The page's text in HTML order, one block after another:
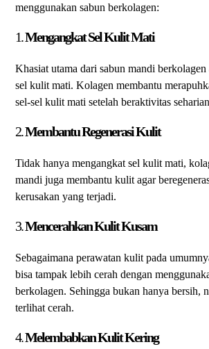
menggunakan sabun berkolagen:
1.Mengangkat Sel Kulit Mati
Khasiat utama dari sabun mandi
sel kulit mati. Kolagen membantu
sel-sel kulit mati setelah beraktivitas
2.Membantu Regenerasi Kulit
Tidak hanya mengangkat sel kulit mati,
mandi juga membantu kulit agar
kerusakan yang terjadi.
3.Mencerahkan Kulit Kusam
Sebagaimana perawatan kulit pada
bisa tampak lebih cerah dengan
berkolagen. Sehingga bukan hanya bersih,
terlihat cerah.
4.Melembabkan Kulit Kering